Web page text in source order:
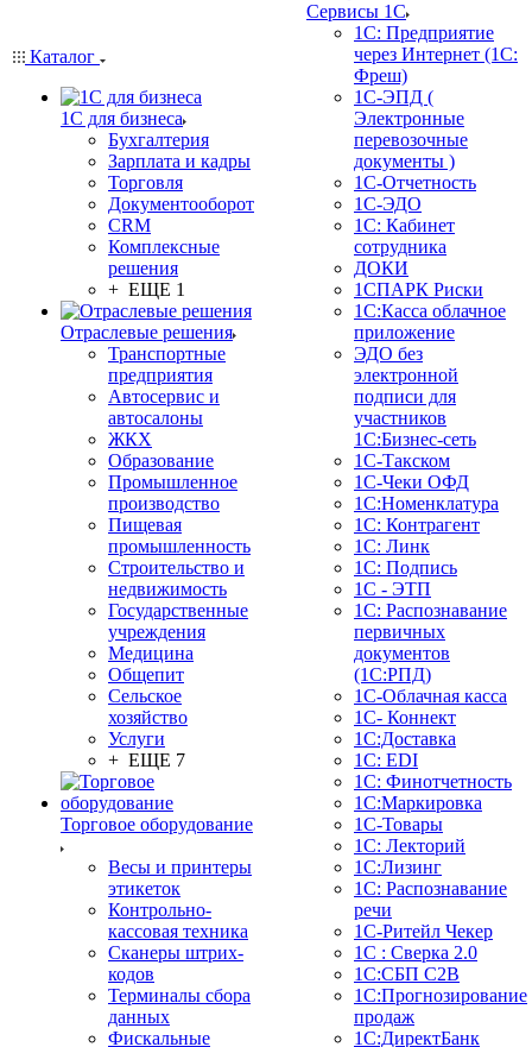
Каталог
1С для бизнеса
Бухгалтерия
Зарплата и кадры
Торговля
Документооборот
CRM
Комплексные
решения
+ ЕЩЕ 1
Отраслевые решения
Транспортные
предприятия
Автосервис и
автосалоны
ЖКХ
Образование
Промышленное
производство
Пищевая
промышленность
Строительство и
недвижимость
Государственные
учреждения
Медицина
Общепит
Сельское
хозяйство
Услуги
+ ЕЩЕ 7
Торговое оборудование
Весы и принтеры
этикеток
Контрольно-
кассовая техника
Сканеры штрих-
кодов
Терминалы сбора
данных
Фискальные
Сервисы 1С
1С: Предприятие
через Интернет (1С:
Фреш)
1С-ЭПД (
Электронные
перевозочные
документы )
1С-Отчетность
1С-ЭДО
1С: Кабинет
сотрудника
ДОКИ
1СПАРК Риски
1С:Касса облачное
приложение
ЭДО без
электронной
подписи для
участников
1С:Бизнес-сеть
1С-Такском
1С-Чеки ОФД
1С:Номенклатура
1С: Контрагент
1С: Линк
1С: Подпись
1С - ЭТП
1С: Распознавание
первичных
документов
(1С:РПД)
1С-Облачная касса
1С- Коннект
1С:Доставка
1С: EDI
1С: Финотчетность
1С:Маркировка
1С-Товары
1С: Лекторий
1С:Лизинг
1С: Распознавание
речи
1C-Ритейл Чекер
1С : Сверка 2.0
1С:СБП C2B
1С:Прогнозирование
продаж
1С:ДиректБанк